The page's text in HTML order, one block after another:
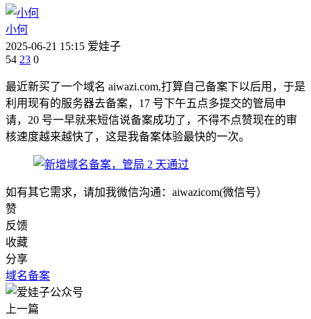
小何
2025-06-21 15:15 爱娃子
54 23 0
最近新买了一个域名 aiwazi.com,打算自己备案下以后用，于是
利用现有的服务器去备案，17 号下午五点多提交的管局申
请，20 号一早就来短信说备案成功了，不得不点赞现在的审
核速度越来越快了，这是我备案体验最快的一次。
如有其它需求，请加我微信沟通：aiwazicom(微信号）
赞
反馈
收藏
分享
域名备案
上一篇